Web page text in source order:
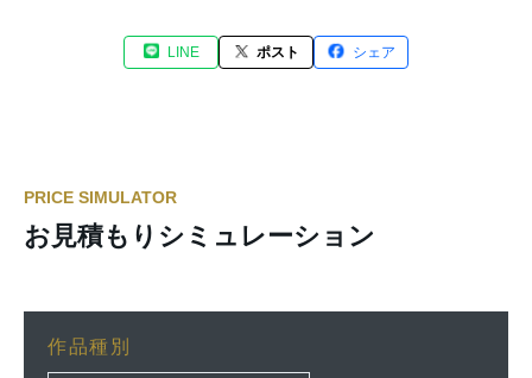
LINE ポスト シェア
PRICE SIMULATOR
お見積もりシミュレーション
作品種別